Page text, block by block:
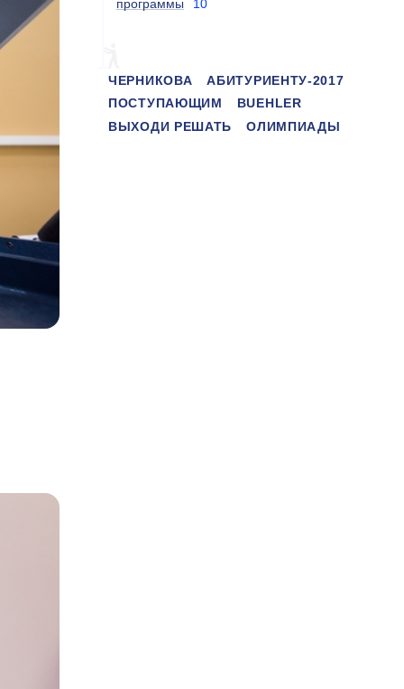
программы
10
ЧЕРНИКОВА
АБИТУРИЕНТУ-2017
ПОСТУПАЮЩИМ
BUEHLER
ВЫХОДИ РЕШАТЬ
ОЛИМПИАДЫ